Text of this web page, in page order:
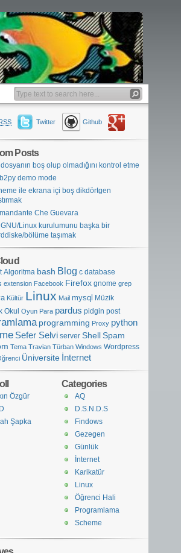
alıyor
Twitter Github
Posts
boş olup olmadığını kontrol etme
demo mode
ile ekrana içi boş dikdörtgen
Che Guevara
GNU/Linux kurulumunu başka bir
bölüme taşımak
Algoritma bash Blog c database
extension Facebook Firefox gnome grep
Kültür Linux Mail mysql Müzik
Okul Oyun Para pardus pidgin post
programming Proxy python
Sefer Selvi server Shell Spam
Tema Travian Türban Windows Wordpress
Üniversite İnternet
Categories
AQ
D.S.N.D.S
Findows
Gezegen
Günlük
İnternet
Karikatür
Linux
Öğrenci Hali
Programlama
Scheme
Özgür
Şapka